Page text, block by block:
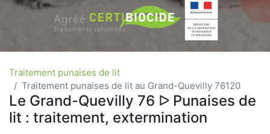
Traitement punaises de lit
Traitement punaises de lit au Grand-Quevilly 76120
Le Grand-Quevilly 76 ᐅ Punaises de
lit : traitement, extermination